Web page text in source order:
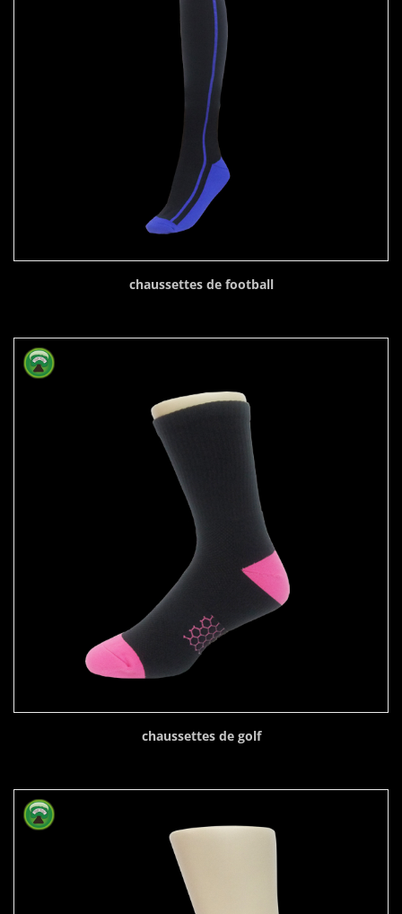
chaussettes de football
chaussettes de golf